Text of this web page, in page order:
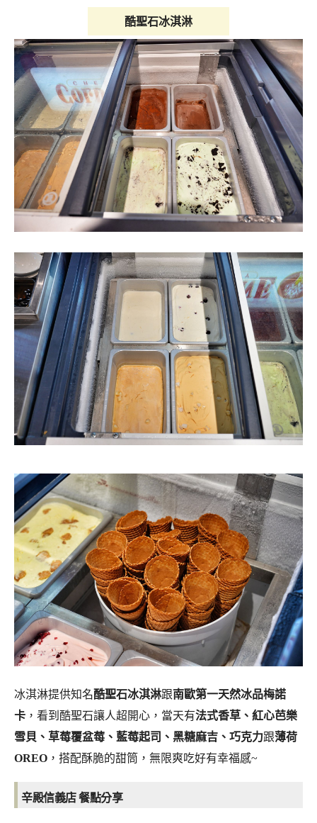
酷聖石冰淇淋
冰淇淋提供知名酷聖石冰淇淋跟南歐第一天然冰品梅諾
卡 ，看到酷聖石讓人超開心，當天有法式香草、紅心芭樂
雪貝、草莓覆盆莓、藍莓起司、黑糖麻吉、巧克力跟薄荷
OREO ，搭配酥脆的甜筒，無限爽吃好有幸福感~
辛殿信義店 餐點分享